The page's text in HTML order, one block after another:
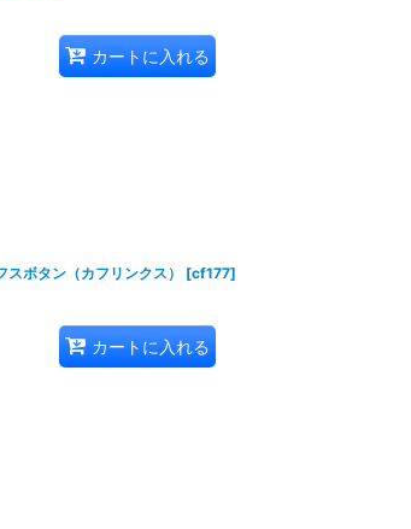
カートに入れる
ボタン（カフリンクス） [cf177]
カートに入れる